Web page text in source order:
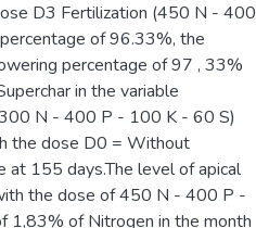
D3 Fertilization (450 N - 400
of 96.33%, the
percentage of 97 , 33%
in the variable
N - 400 P - 100 K - 60 S)
the dose D0 = Without
at 155 days.The level of apical
the dose of 450 N - 400 P -
1,83% of Nitrogen in the month